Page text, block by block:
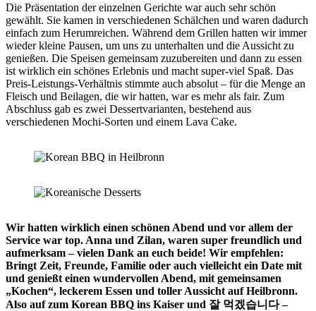
Die Präsentation der einzelnen Gerichte war auch sehr schön
gewählt. Sie kamen in verschiedenen Schälchen und waren dadurch
einfach zum Herumreichen. Während dem Grillen hatten wir immer
wieder kleine Pausen, um uns zu unterhalten und die Aussicht zu
genießen. Die Speisen gemeinsam zuzubereiten und dann zu essen
ist wirklich ein schönes Erlebnis und macht super-viel Spaß. Das
Preis-Leistungs-Verhältnis stimmte auch absolut – für die Menge an
Fleisch und Beilagen, die wir hatten, war es mehr als fair. Zum
Abschluss gab es zwei Dessertvarianten, bestehend aus
verschiedenen Mochi-Sorten und einem Lava Cake.
Wir hatten wirklich einen schönen Abend und vor allem der
Service war top. Anna und Zilan, waren super freundlich und
aufmerksam – vielen Dank an euch beide! Wir empfehlen:
Bringt Zeit, Freunde, Familie oder auch vielleicht ein Date mit
und genießt einen wundervollen Abend, mit gemeinsamen
„Kochen“, leckerem Essen und toller Aussicht auf Heilbronn.
Also auf zum Korean BBQ ins Kaiser und 잘 먹겠습니다 –